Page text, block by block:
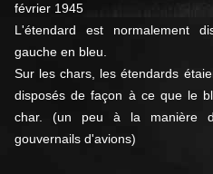
février 1945
L'étendard est normalement
gauche en bleu.
Sur les chars, les étendards
disposés de façon à ce que le
char. (un peu à la manière
gouvernails d'avions)